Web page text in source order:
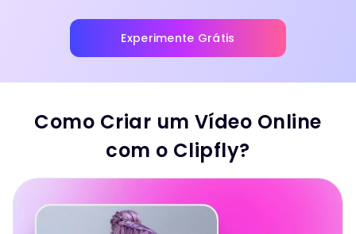
Experimente Grátis
Como Criar um Vídeo Online
com o Clipfly?